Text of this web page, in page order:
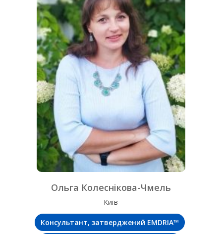
Ольга Колеснікова-Чмель
Київ
Консультант, затверджений EMDRIA™